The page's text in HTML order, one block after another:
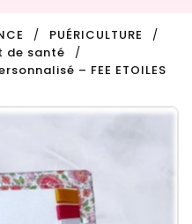
PUÉRICULTURE
de santé
– FEE ETOILES